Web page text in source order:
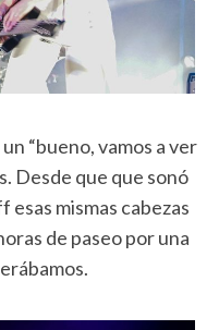
“bueno, vamos a ver
Desde que que sonó
mismas cabezas
de paseo por una